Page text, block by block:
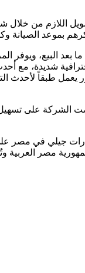
اللازم من
بموعد الصيانة وكل
شديدة، مع أحدث
يعمل طبقاً
مصر